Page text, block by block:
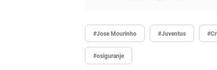
#Jose Mourinho #Juventus
#osiguranje